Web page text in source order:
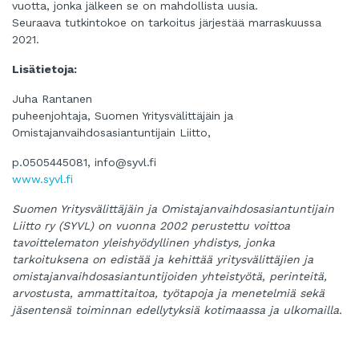
vuotta, jonka jälkeen se on mahdollista uusia.
Seuraava tutkintokoe on tarkoitus järjestää marraskuussa
2021.
Lisätietoja:
Juha Rantanen
puheenjohtaja, Suomen Yritysvälittäjäin ja
Omistajanvaihdosasiantuntijain Liitto,
p.0505445081, info@syvl.fi
www.syvl.fi
Suomen Yritysvälittäjäin ja Omistajanvaihdosasiantuntijain
Liitto ry (SYVL) on vuonna 2002 perustettu voittoa
tavoittelematon yleishyödyllinen yhdistys, jonka
tarkoituksena on edistää ja kehittää yritysvälittäjien ja
omistajanvaihdosasiantuntijoiden yhteistyötä, perinteitä,
arvostusta, ammattitaitoa, työtapoja ja menetelmiä sekä
jäsentensä toiminnan edellytyksiä kotimaassa ja ulkomailla.